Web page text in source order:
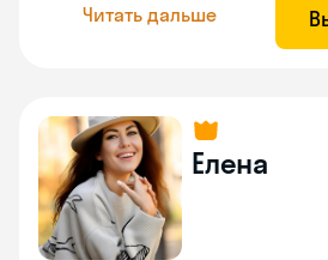
Читать дальше
Елена